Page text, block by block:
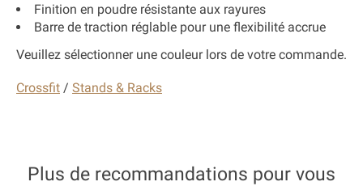
Finition en poudre résistante aux rayures
Barre de traction réglable pour une flexibilité accrue
Veuillez sélectionner une couleur lors de votre commande.
Crossfit / Stands & Racks
Plus de recommandations pour vous